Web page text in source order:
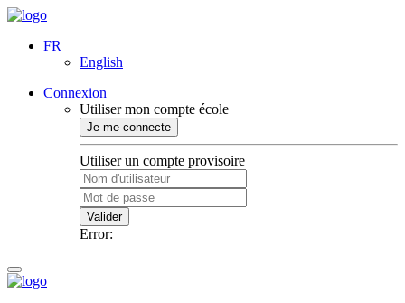
FR
English
Connexion
Utiliser mon compte école
Je me connecte
Utiliser un compte provisoire
Valider
Error: